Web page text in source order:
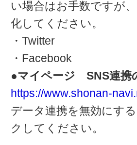
い場合はお手数ですが
化してください。
・Twitter
・Facebook
●マイページ SNS連携
https://www.shonan-
データ連携を無効にす
クしてください。